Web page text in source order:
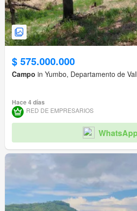
$ 575.000.000
Campo in Yumbo, Departamento de
Hace 4 días
RED DE EMPRESARIOS
WhatsApp